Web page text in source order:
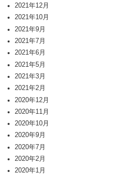
2021年12月
2021年10月
2021年9月
2021年7月
2021年6月
2021年5月
2021年3月
2021年2月
2020年12月
2020年11月
2020年10月
2020年9月
2020年7月
2020年2月
2020年1月